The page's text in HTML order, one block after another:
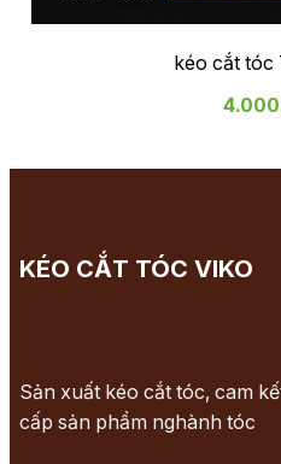
kéo cắt
KÉO CẮT TÓC VIKO
Sản xuất kéo cắt tóc, cam
cấp sản phẩm nghành tóc